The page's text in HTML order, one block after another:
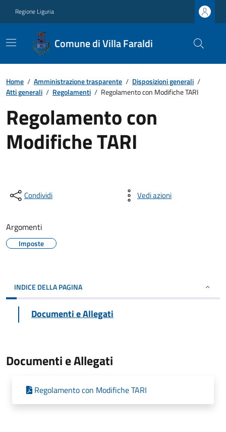
Regione Liguria
Comune di Villa Faraldi
Home / Amministrazione trasparente / Disposizioni generali /
Atti generali / Regolamenti / Regolamento con Modifiche TARI
Regolamento con
Modifiche TARI
Condividi Vedi azioni
Argomenti
Imposte
INDICE DELLA PAGINA
Documenti e Allegati
Documenti e Allegati
Regolamento con Modifiche TARI